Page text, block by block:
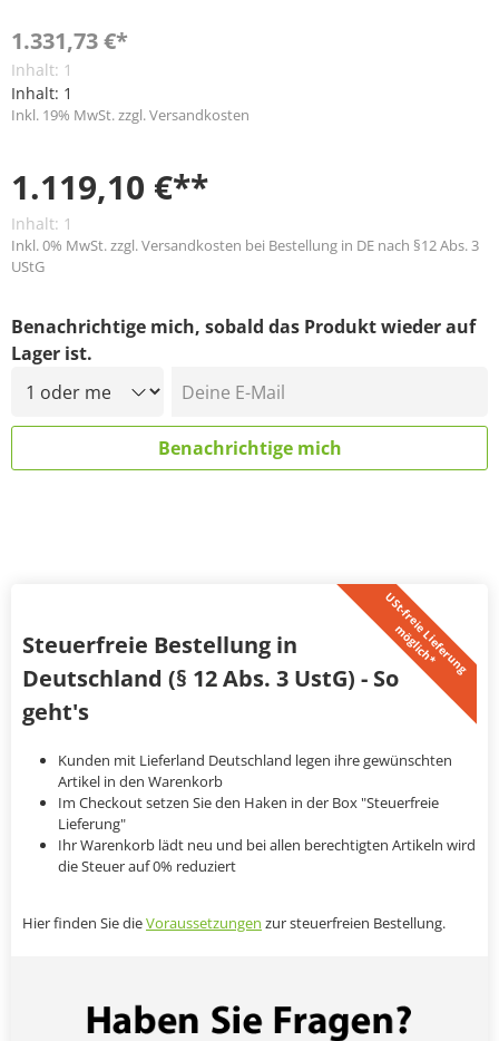
1.331,73 €*
Inhalt: 1
Inhalt: 1
Inkl. 19% MwSt. zzgl. Versandkosten
1.119,10 €**
Inhalt: 1
Inkl. 0% MwSt. zzgl. Versandkosten bei Bestellung in DE nach §12 Abs. 3
UStG
Benachrichtige mich, sobald das Produkt wieder auf
Lager ist.
Deine E-Mail
Benachrichtige mich
U
S
t
-
f
r
e
i
e
L
i
e
f
e
r
u
n
g
m
ö
g
l
i
c
h
*
Steuerfreie Bestellung in
Deutschland (§ 12 Abs. 3 UstG) - So
geht's
Kunden mit Lieferland Deutschland legen ihre gewünschten
Artikel in den Warenkorb
Im Checkout setzen Sie den Haken in der Box "Steuerfreie
Lieferung"
Ihr Warenkorb lädt neu und bei allen berechtigten Artikeln wird
die Steuer auf 0% reduziert
Hier finden Sie dieVoraussetzungen zur steuerfreien Bestellung.